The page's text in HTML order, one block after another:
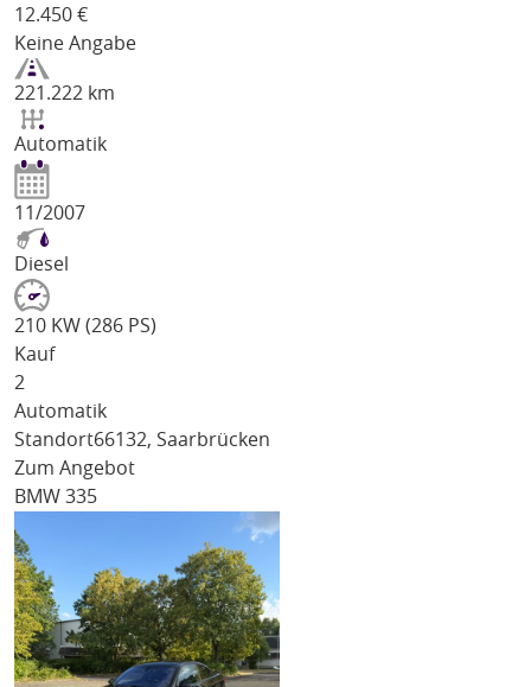
12.450 €
Keine Angabe
221.222 km
Automatik
11/2007
Diesel
210 KW (286 PS)
Kauf
2
Automatik
Standort66132, Saarbrücken
Zum Angebot
BMW 335